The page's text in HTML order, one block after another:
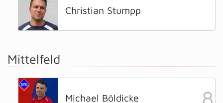
Christian Stumpp
Mittelfeld
Michael Böldicke 8